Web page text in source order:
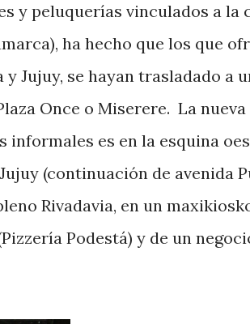
y peluquerías vinculados a la
ha hecho que los que
y Jujuy, se hayan trasladado a
Once o Miserere. La
informales es en la esquina
(continuación de avenida
Rivadavia, en un
Podestá) y de un